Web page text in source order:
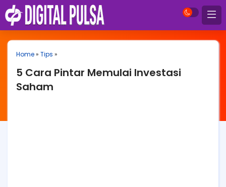
Home» Tips »
5 Cara Pintar Memulai Investasi
Saham